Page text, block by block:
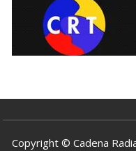
Copyright © Cadena